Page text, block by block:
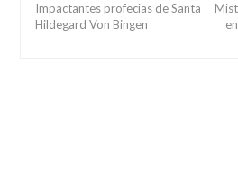
Impactantes profecias de Santa
Hildegard Von Bingen